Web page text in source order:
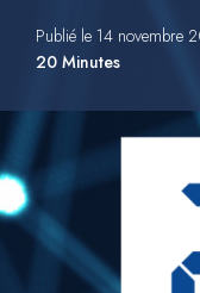
Publié le 14 novembre
20 Minutes